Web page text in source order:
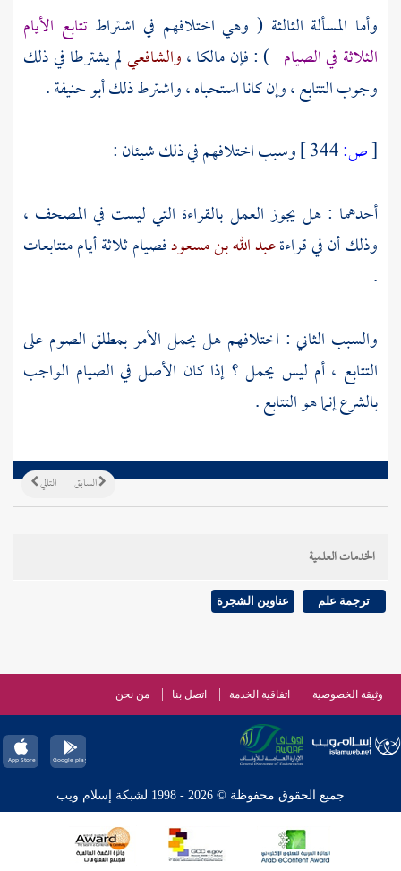
وأما المسألة الثالثة ( وهي اختلافهم في اشتراطتتابع الأيام
الثلاثة في الصيام ) : فإنمالكا،والشافعيلم يشترطا في ذلك
وجوب التتابع ، وإن كانا استحباه ، واشترط ذلكأبو حنيفة.
[ص:
وسبب اختلافهم في ذلك شيئان :
أحدهما : هل يجوز العمل بالقراءة التي ليست في المصحف ،
وذلك أن في قراءةعبد الله بن مسعودفصيام ثلاثة أيام متتابعات
.
والسبب الثاني : اختلافهم هل يحمل الأمر بمطلق الصوم على
التتابع ، أم ليس يحمل ؟ إذا كان الأصل في الصيام الواجب
بالشرع إنما هو التتابع .
التالي السابق
الخدمات العلمية
ترجمة علم عناوين الشجرة
وثيقة الخصوصية اتفاقية الخدمة اتصل بنا من نحن
جميع الحقوق محفوظة © 2026 - 1998 لشبكة إسلام ويب